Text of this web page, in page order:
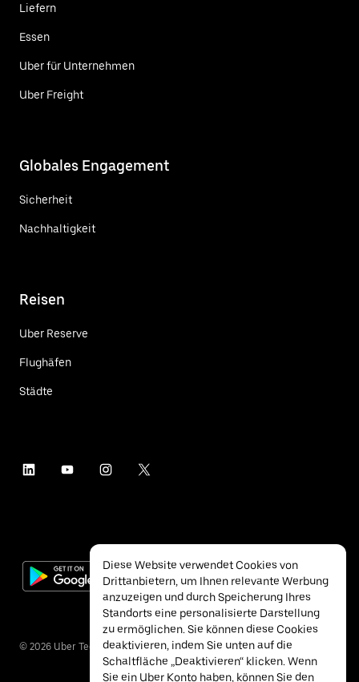
Liefern
Essen
Uber für Unternehmen
Uber Freight
Globales Engagement
Sicherheit
Nachhaltigkeit
Reisen
Uber Reserve
Flughäfen
Städte
© 2026 Uber Technologies Inc.
Diese Website verwendet Cookies von
Drittanbietern, um Ihnen relevante Werbung
anzuzeigen und durch Speicherung Ihres
Standorts eine personalisierte Darstellung
zu ermöglichen. Sie können diese Cookies
deaktivieren, indem Sie unten auf die
Schaltfläche „Deaktivieren“ klicken. Wenn
Sie ein Uber Konto haben, können Sie den